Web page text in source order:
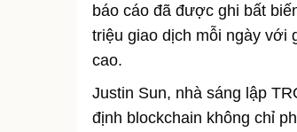
báo cáo đã được ghi bất
triệu giao dịch mỗi ngày với
cao.
Justin Sun, nhà sáng lập
định blockchain không chỉ